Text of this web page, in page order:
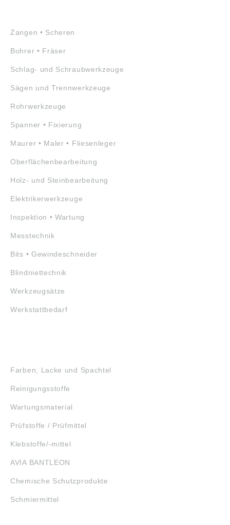
Zangen • Scheren
Bohrer • Fräser
Schlag- und Schraubwerkzeuge
Sägen und Trennwerkzeuge
Rohrwerkzeuge
Spanner • Fixierung
Maurer • Maler • Fliesenleger
Oberflächenbearbeitung
Holz- und Steinbearbeitung
Elektrikerwerkzeuge
Inspektion • Wartung
Messtechnik
Bits • Gewindeschneider
Blindniettechnik
Werkzeugsätze
Werkstattbedarf
Farben, Lacke und Spachtel
Reinigungsstoffe
Wartungsmaterial
Prüfstoffe / Prüfmittel
Klebstoffe/-mittel
AVIA BANTLEON
Chemische Schutzprodukte
Schmiermittel